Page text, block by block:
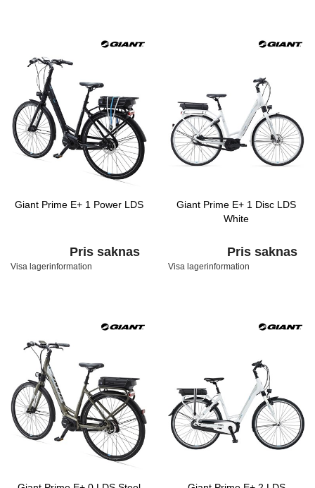
Giant Prime E+ 1 Power LDS
Pris saknas
Visa lagerinformation
Giant Prime E+ 1 Disc LDS
White
Pris saknas
Visa lagerinformation